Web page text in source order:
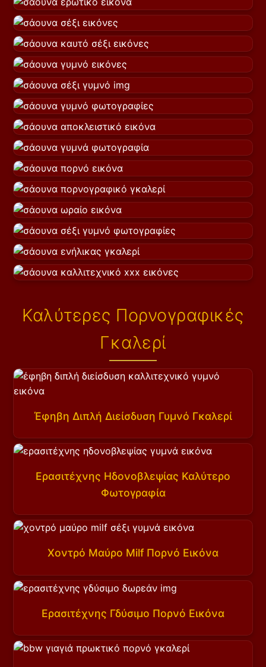
Καλύτερες Πορνογραφικές
Γκαλερί
Έφηβη Διπλή Διείσδυση Γυμνό Γκαλερί
Ερασιτέχνης Ηδονοβλεψίας Καλύτερο
Φωτογραφία
Χοντρό Μαύρο Milf Πορνό Εικόνα
Ερασιτέχνης Γδύσιμο Πορνό Εικόνα